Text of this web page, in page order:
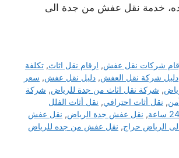
خدمة نقل عفش من جدة الى
شركات نقل عفش, ارقام نقل اثاث,تكلفة
دليل شركة نقل العفش, دليل نقل عفش, سعر
, شركة نقل اثاث من جدة للرياض, شركة
, نقل أثاث احترافي, نقل أثاث الفلل
, نقل عفش جدة الرياض, نقل عفش
الرياض حراج, نقل عفش من جده للرياض